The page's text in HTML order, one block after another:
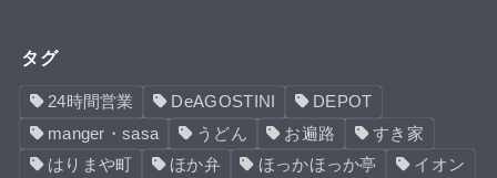
タグ
24時間営業 DeAGOSTINI
DEPOT
manger・sasa
うどん お遍路
すき家
はりまや町
ほか弁 ほっかほっか亭
イオン